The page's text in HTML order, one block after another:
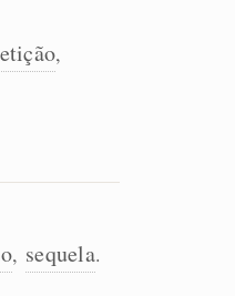
,
, sequela.